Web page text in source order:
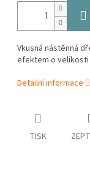
Vkusná nástěnná
efektem o velikosti
Detailní informace
TISK